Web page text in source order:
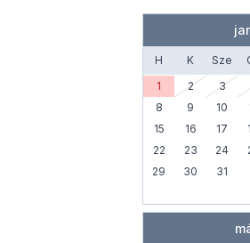
H K Sze
1
2 3
8
9 10
15
16 17
22
23 24
29
30 31